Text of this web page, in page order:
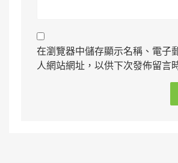
在瀏覽器中儲存顯示名稱、電子
人網站網址，以供下次發佈留言